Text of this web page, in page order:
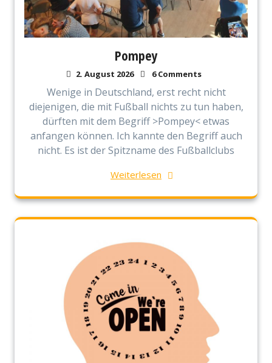
Pompey
2. August 2026 6 Comments
Wenige in Deutschland, erst recht nicht
diejenigen, die mit Fußball nichts zu tun haben,
dürften mit dem Begriff >Pompey< etwas
anfangen können. Ich kannte den Begriff auch
nicht. Es ist der Spitzname des Fußballclubs
Weiterlesen